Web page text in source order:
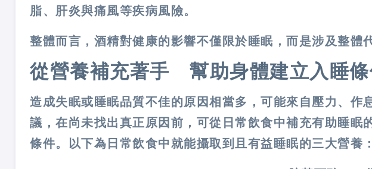
脂、肝炎與痛風等疾病風險。
整體而言，酒精對健康的影響不僅限於睡眠，而是涉及整體
從營養補充著手 幫助身體建立入睡
造成失眠或睡眠品質不佳的原因相當多，可能來自壓力、作
議，在尚未找出真正原因前，可從日常飲食中補充有助睡眠
條件。以下為日常飲食中就能攝取到且有益睡眠的三大營養：